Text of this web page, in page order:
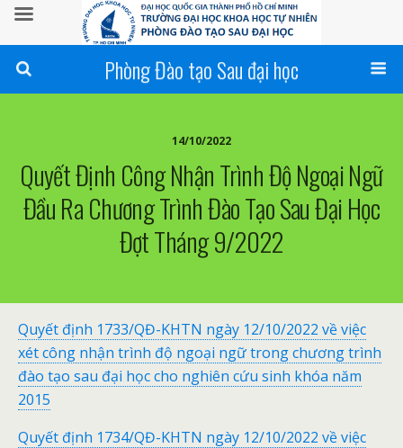
Phòng Đào tạo Sau đại học
14/10/2022
Quyết Định Công Nhận Trình Độ Ngoại Ngữ
Đầu Ra Chương Trình Đào Tạo Sau Đại Học
Đợt Tháng 9/2022
Quyết định 1733/QĐ-KHTN ngày 12/10/2022 về việc
xét công nhận trình độ ngoại ngữ trong chương trình
đào tạo sau đại học cho nghiên cứu sinh khóa năm
2015
Quyết định 1734/QĐ-KHTN ngày 12/10/2022 về việc